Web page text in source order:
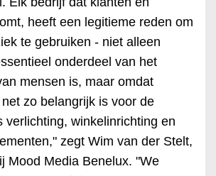
heeft een legitieme reden om
te gebruiken - niet alleen
onderdeel van het
mensen is, maar omdat
zo belangrijk is voor de
verlichting, winkelinrichting en
zegt Wim van der Stelt,
Mood Media Benelux. "We